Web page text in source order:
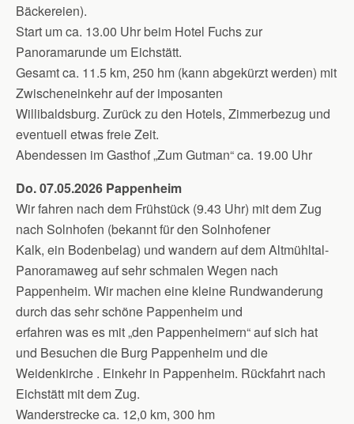
Bäckereien).
Start um ca. 13.00 Uhr beim Hotel Fuchs zur
Panoramarunde um Eichstätt.
Gesamt ca. 11.5 km, 250 hm (kann abgekürzt werden) mit
Zwischeneinkehr auf der imposanten
Willibaldsburg. Zurück zu den Hotels, Zimmerbezug und
eventuell etwas freie Zeit.
Abendessen im Gasthof „Zum Gutman“ ca. 19.00 Uhr
Do. 07.05.2026 Pappenheim
Wir fahren nach dem Frühstück (9.43 Uhr) mit dem Zug
nach Solnhofen (bekannt für den Solnhofener
Kalk, ein Bodenbelag) und wandern auf dem Altmühltal-
Panoramaweg auf sehr schmalen Wegen nach
Pappenheim. Wir machen eine kleine Rundwanderung
durch das sehr schöne Pappenheim und
erfahren was es mit „den Pappenheimern“ auf sich hat
und Besuchen die Burg Pappenheim und die
Weidenkirche . Einkehr in Pappenheim. Rückfahrt nach
Eichstätt mit dem Zug.
Wanderstrecke ca. 12,0 km, 300 hm